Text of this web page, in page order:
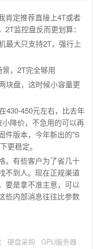
肯定推荐直接上4T或者
监控盘反而更划算：
最大只支持2T，强行上
，2T完全够用
块盘，这时候小容量更
430-450元左右，比去年
降价，不急用的可以再
件版本，今年新出的"S
更稳定。
。有些客户为了省几十
不到人。现在正规渠道
要是拿不准主意，可以
些内部消息往往比参数
硬盘采购
GPU服务器